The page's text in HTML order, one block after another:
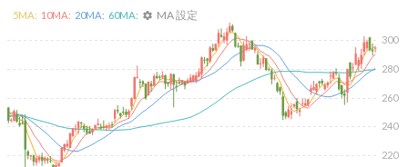
220
240
260
280
300
5MA: 10MA: 20MA: 60MA: settings MA 設定